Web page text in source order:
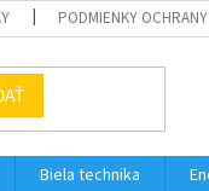
PODMIENKY OCHRANY
Biela technika